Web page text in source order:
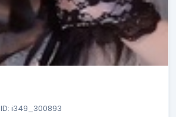
ID: i349_300893